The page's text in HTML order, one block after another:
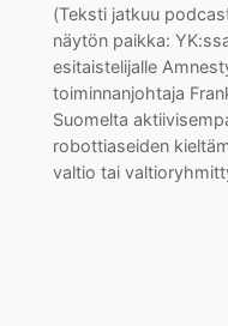
(Teksti jatkuu
näytön paikka:
esitaistelijalle
toiminnanjohtaja
Suomelta
robottiaseiden
valtio tai